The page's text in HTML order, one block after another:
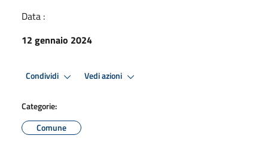
Data :
12 gennaio 2024
Condividi Vedi azioni
Categorie:
Comune